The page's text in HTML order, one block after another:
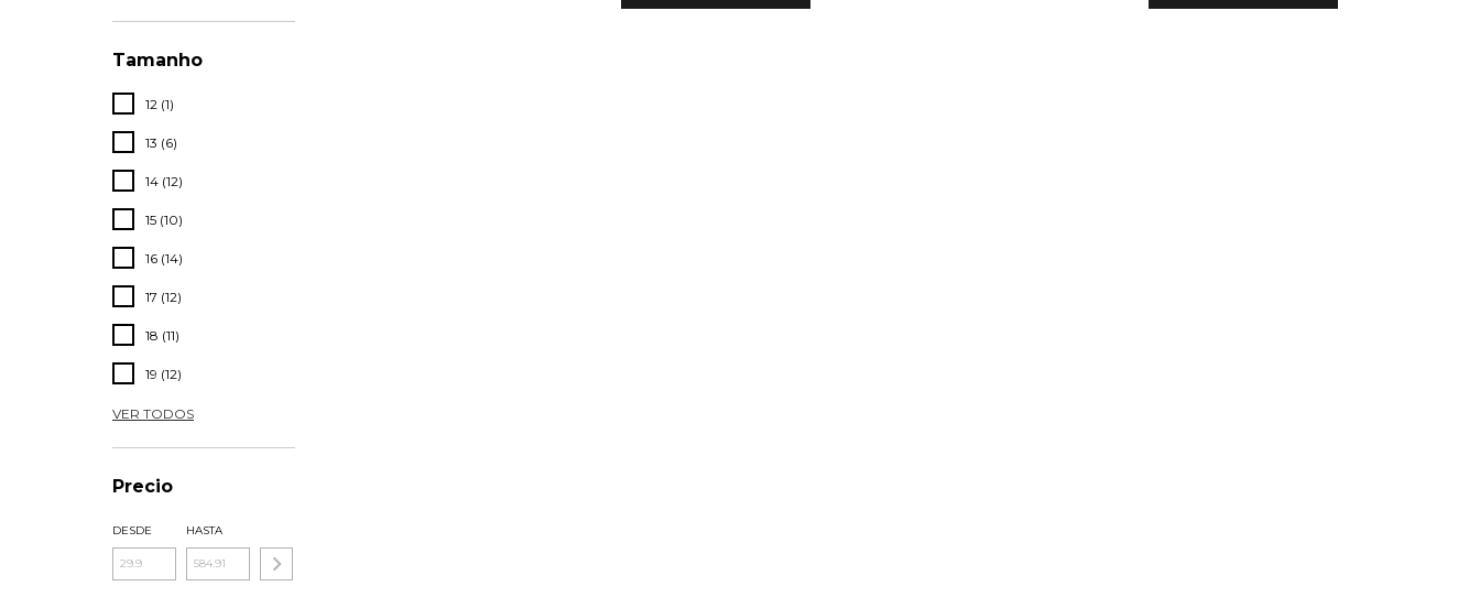
Tamanho
12 (1)
13 (6)
14 (12)
15 (10)
16 (14)
17 (12)
18 (11)
19 (12)
VER TODOS
Precio
DESDE HASTA